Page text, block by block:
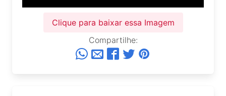
Clique para baixar essa Imagem
Compartilhe: